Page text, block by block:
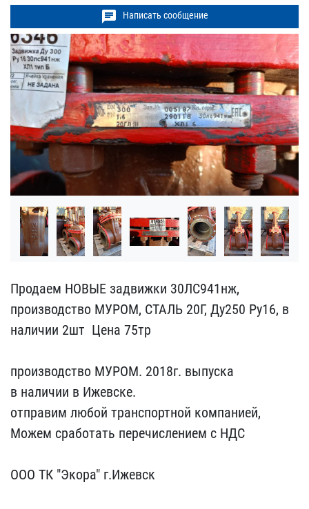
chat Написать сообщение
Продаем НОВЫЕ задвижки ​30ЛС941нж,
производство ​МУРОМ, СТАЛЬ 20Г, Ду25​0 Ру16, в
наличии 2шт ​ Цена 75тр
производство​ МУРОМ. 2018г. выпуска
​в наличии в Ижевске.
отп​равим любой транспортной​ компанией,
Можем сработ​ать перечислением с НДС ​
ООО ТК "Экора" г.Ижевс​к